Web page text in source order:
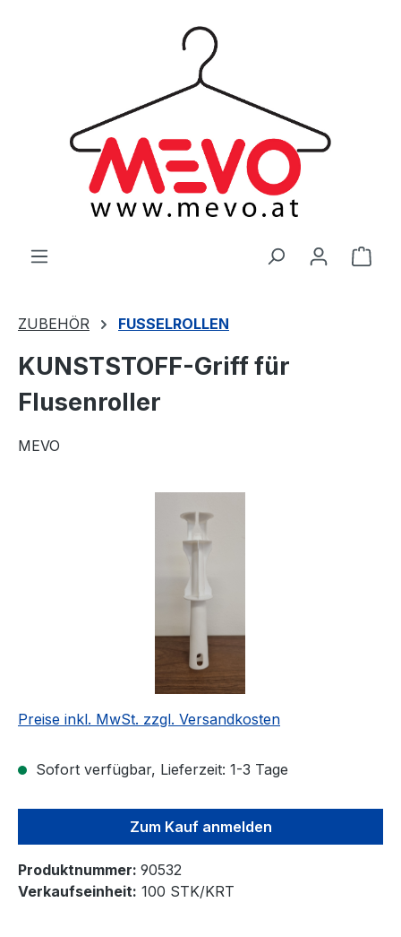
ZUBEHÖR FUSSELROLLEN
KUNSTSTOFF-Griff für
Flusenroller
MEVO
Preise inkl. MwSt. zzgl. Versandkosten
Sofort verfügbar, Lieferzeit: 1-3 Tage
Zum Kauf anmelden
Produktnummer: 90532
Verkaufseinheit: 100 STK/KRT